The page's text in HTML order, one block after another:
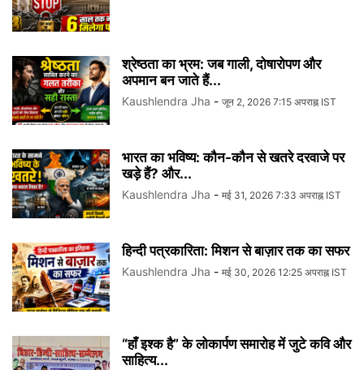
श्रेष्ठता का भ्रम: जब गाली, दोषारोपण और
अपमान बन जाते हैं...
Kaushlendra Jha - जून 2, 2026 7:15 अपराह्न IST
भारत का भविष्य: कौन-कौन से खतरे दरवाजे पर
खड़े हैं? और...
Kaushlendra Jha - मई 31, 2026 7:33 अपराह्न IST
हिन्दी पत्रकारिता: मिशन से बाज़ार तक का सफर
Kaushlendra Jha - मई 30, 2026 12:25 अपराह्न IST
“हाँ इश्क है” के लोकार्पण समारोह में जुटे कवि और
साहित्य...